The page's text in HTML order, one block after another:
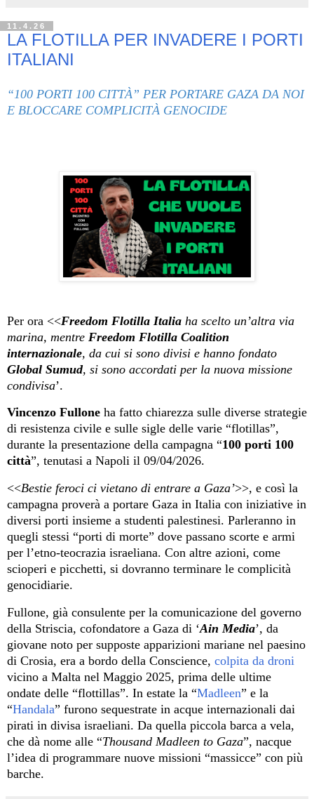
11.4.26
LA FLOTILLA PER INVADERE I PORTI
ITALIANI
“100 PORTI 100 CITTÀ” PER PORTARE GAZA DA NOI
E BLOCCARE COMPLICITÀ GENOCIDE
Per ora <<Freedom Flotilla Italia ha scelto un’altra via
marina, mentre Freedom Flotilla Coalition
internazionale, da cui si sono divisi e hanno fondato
Global Sumud, si sono accordati per la nuova missione
condivisa’.
Vincenzo Fullone ha fatto chiarezza sulle diverse strategie
di resistenza civile e sulle sigle delle varie “flotillas”,
durante la presentazione della campagna “100 porti 100
città”, tenutasi a Napoli il 09/04/2026.
<<Bestie feroci ci vietano di entrare a Gaza’>>, e così la
campagna proverà a portare Gaza in Italia con iniziative in
diversi porti insieme a studenti palestinesi. Parleranno in
quegli stessi “porti di morte” dove passano scorte e armi
per l’etno-teocrazia israeliana. Con altre azioni, come
scioperi e picchetti, si dovranno terminare le complicità
genocidiarie.
Fullone, già consulente per la comunicazione del governo
della Striscia, cofondatore a Gaza di ‘Ain Media’, da
giovane noto per supposte apparizioni mariane nel paesino
di Crosia, era a bordo della Conscience, colpita da droni
vicino a Malta nel Maggio 2025, prima delle ultime
ondate delle “flottillas”. In estate la “Madleen” e la
“Handala” furono sequestrate in acque internazionali dai
pirati in divisa israeliani. Da quella piccola barca a vela,
che dà nome alle “Thousand Madleen to Gaza”, nacque
l’idea di programmare nuove missioni “massicce” con più
barche.